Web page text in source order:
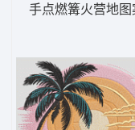
手点燃篝火营地